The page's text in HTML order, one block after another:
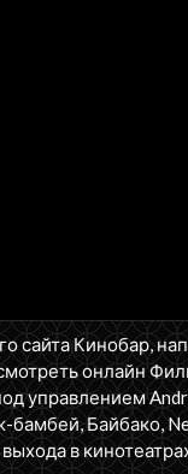
сайта Кинобар,
онлайн
управлением
бамбей, Байбако,
в